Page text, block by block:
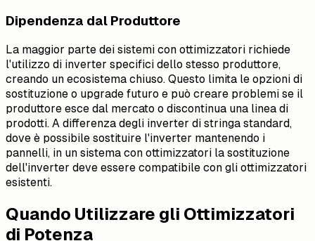
Dipendenza dal Produttore
La maggior parte dei sistemi con ottimizzatori richiede
l'utilizzo di inverter specifici dello stesso produttore,
creando un ecosistema chiuso. Questo limita le opzioni di
sostituzione o upgrade futuro e può creare problemi se il
produttore esce dal mercato o discontinua una linea di
prodotti. A differenza degli inverter di stringa standard,
dove è possibile sostituire l'inverter mantenendo i
pannelli, in un sistema con ottimizzatori la sostituzione
dell'inverter deve essere compatibile con gli ottimizzatori
esistenti.
Quando Utilizzare gli Ottimizzatori
di Potenza